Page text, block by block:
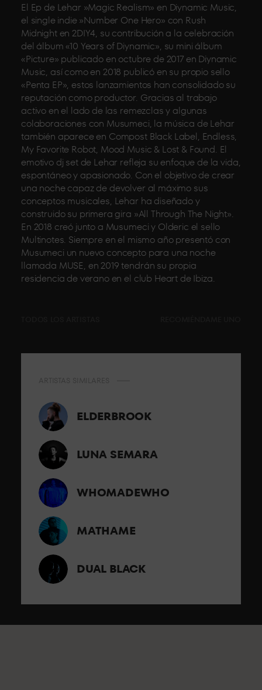
El Ep de Lehar »Magic Realism» en Diynamic Music,
el single indie »Number One Hero» con Rush
Midnight en 2DIY4, su contribución a la celebración
del álbum «10 Years of Diynamic», su mini álbum
«Picture» publicado en octubre de 2017 en Diynamic
Music, así como en 2018 publicó en su propio sello
«Penta EP», estos lanzamientos han consolidado su
reputación como productor. Gracias al trabajo
activo en el lado de las remezclas y algunas
colaboraciones con Musumeci, la música de Lehar
también aparece en Compost Black Label, Endless,
My Favorite Robot, Mood Music & Lost & Found. El
emotivo dj set de Lehar refleja su enfoque de la vida,
espontáneo y apasionado. Con el objetivo de crear
una noche capaz de devolver al máximo sus
conceptos musicales, Lehar ha diseñado y
construido su primera gira »All Through The Night».
En 2018 creó junto a Musumeci y Olderic el sello
Multinotes. Siempre en el mismo año presentó con
Musumeci un nuevo concepto para una noche
llamada MUSE, en 2019 tendrán su propia
residencia de verano en el club Heart de Ibiza.
ELDERBROOK
LUNA SEMARA
WHOMADEWHO
MATHAME
DUAL BLACK